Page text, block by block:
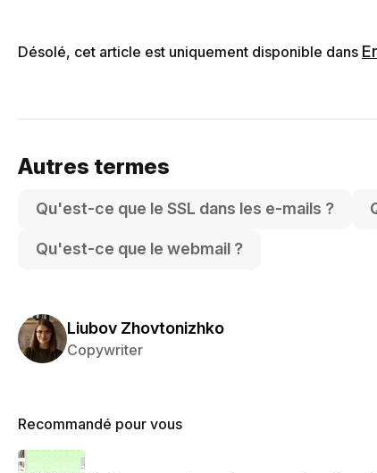
Désolé, cet article est uniquement disponible dans
Autres termes
Qu'est-ce que le SSL dans les e-mails ?
Qu'est-ce que le webmail ?
Liubov Zhovtonizhko
Copywriter
Recommandé pour vous